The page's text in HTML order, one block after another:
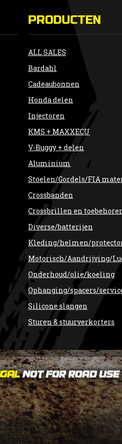
worden
op
de
productpagina
PRODUCTEN
ALL SALES
Bardahl
Cadeaubonnen
Honda delen
Injectoren
KMS + MAXXECU
V-Buggy + delen
Aluminium
Stoelen/Gordels/FIA
Crossbanden
Crossbrillen en
Diverse/batterijen
Kleding/helmen/
Motorisch/Aandrijving/
Onderhoud/olie/koeling
Ophanging/spacers/
Silicone slangen
Sturen & stuurverkorters